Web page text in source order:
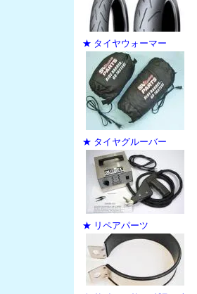
★ タイヤウォーマー
★ タイヤグルーバー
★ リペアパーツ